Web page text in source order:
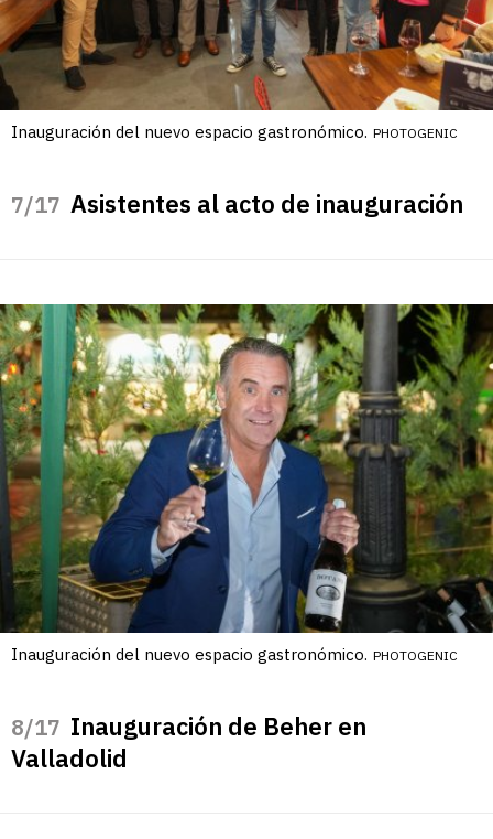
Inauguración del nuevo espacio gastronómico. PHOTOGENIC
/17 Asistentes al acto de inauguración
Inauguración del nuevo espacio gastronómico. PHOTOGENIC
/17 Inauguración de Beher en
Valladolid